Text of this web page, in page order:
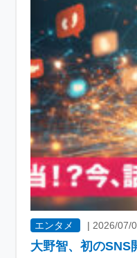
エンタメ | 2026/07/
大野智、初のSNS